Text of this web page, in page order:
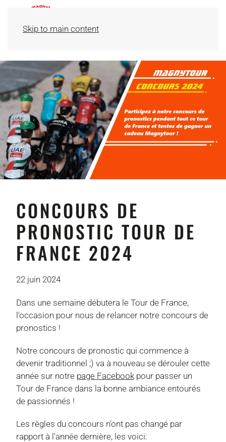
Skip to main content
CONCOURS DE
PRONOSTIC TOUR DE
FRANCE 2024
22 juin 2024
Dans une semaine débutera le Tour de France,
l'occasion pour nous de relancer notre concours de
pronostics !
Notre concours de pronostic qui commence à
devenir traditionnel ;) va à nouveau se dérouler cette
année sur notre page Facebook pour passer un
Tour de France dans la bonne ambiance entourés
de passionnés !
Les règles du concours n'ont pas changé par
rapport à l'année dernière, les voici: